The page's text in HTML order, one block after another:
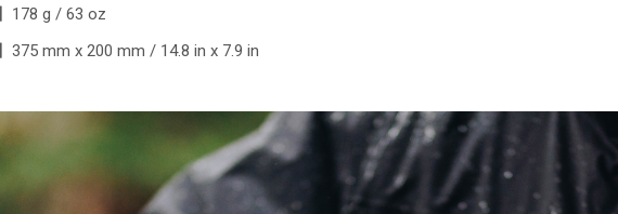
178 g / 63 oz
375 mm x 200 mm / 14.8 in x 7.9 in